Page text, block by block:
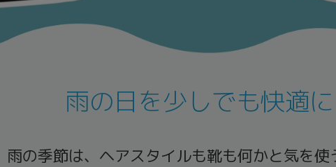
雨の日を少しでも快適に
雨の季節は、ヘアスタイルも靴も何かと気を使